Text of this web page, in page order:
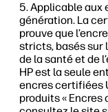
Applicable aux
génération. La
prouve que
stricts, basés sur
de la santé et de
HP est la seule
encres certifiées
produits « Encres